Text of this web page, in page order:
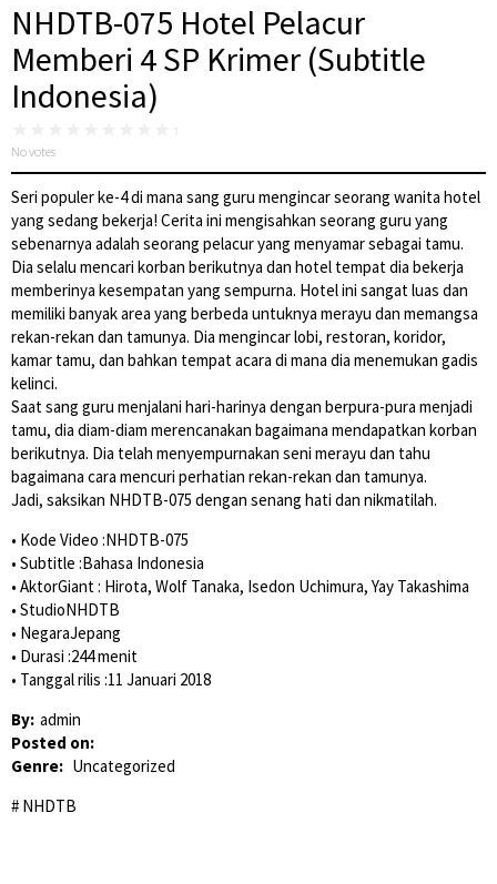
NHDTB-075 Hotel Pelacur
Memberi 4 SP Krimer (Subtitle
Indonesia)
No votes
Seri populer ke-4 di mana sang guru mengincar seorang wanita hotel
yang sedang bekerja! Cerita ini mengisahkan seorang guru yang
sebenarnya adalah seorang pelacur yang menyamar sebagai tamu.
Dia selalu mencari korban berikutnya dan hotel tempat dia bekerja
memberinya kesempatan yang sempurna. Hotel ini sangat luas dan
memiliki banyak area yang berbeda untuknya merayu dan memangsa
rekan-rekan dan tamunya. Dia mengincar lobi, restoran, koridor,
kamar tamu, dan bahkan tempat acara di mana dia menemukan gadis
kelinci.
Saat sang guru menjalani hari-harinya dengan berpura-pura menjadi
tamu, dia diam-diam merencanakan bagaimana mendapatkan korban
berikutnya. Dia telah menyempurnakan seni merayu dan tahu
bagaimana cara mencuri perhatian rekan-rekan dan tamunya.
Jadi, saksikan NHDTB-075 dengan senang hati dan nikmatilah.
• Kode Video :NHDTB-075
• Subtitle :Bahasa Indonesia
• AktorGiant : Hirota, Wolf Tanaka, Isedon Uchimura, Yay Takashima
• StudioNHDTB
• NegaraJepang
• Durasi :244 menit
• Tanggal rilis :11 Januari 2018
By: admin
Posted on:
Genre: Uncategorized
NHDTB